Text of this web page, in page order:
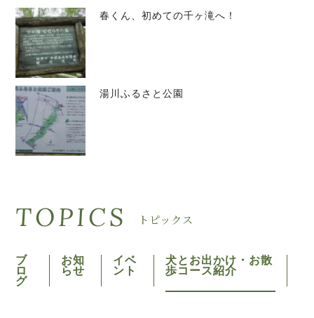
春くん、初めての千ヶ滝へ！
湯川ふるさと公園
TOPICS トピックス
ブ
ロ
グ
お知
らせ
イベ
ント
犬とお出かけ・お散
歩コース紹介